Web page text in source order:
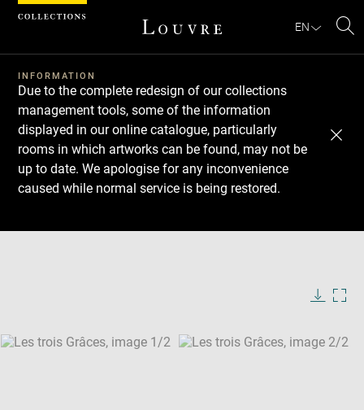
EN
INFORMATION
Due to the complete redesign of our collections
management tools, some of the information
displayed in our online catalogue, particularly
rooms in which artworks can be found, may not be
up to date. We apologise for any inconvenience
caused while normal service is being restored.
in
SKIP IMAGE CAROUSEL
Download
Next
Previous
Cookies management panel